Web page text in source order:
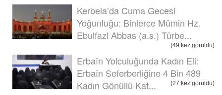
Kerbela’da Cuma Gecesi
Yoğunluğu: Binlerce Mümin Hz.
Ebulfazl Abbas (a.s.) Türbe...
(49 kez görüldü)
Erbaîn Yolculuğunda Kadın Eli:
Erbaîn Seferberliğine 4 Bin 489
Kadın Gönüllü Kat...
(27 kez görüldü)